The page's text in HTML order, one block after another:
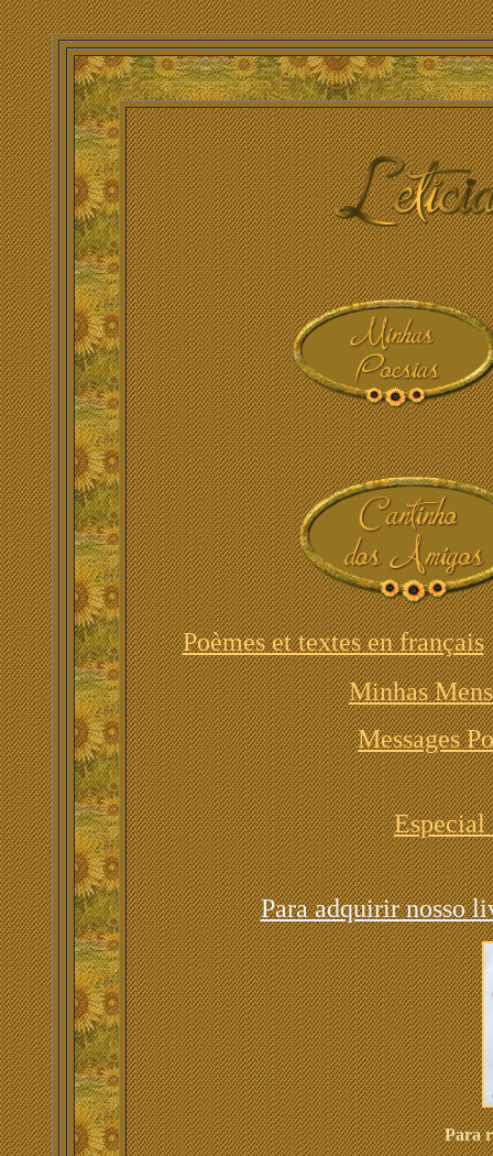
Poèmes et textes en français
Minhas
Messages
Para adquirir nosso
Para